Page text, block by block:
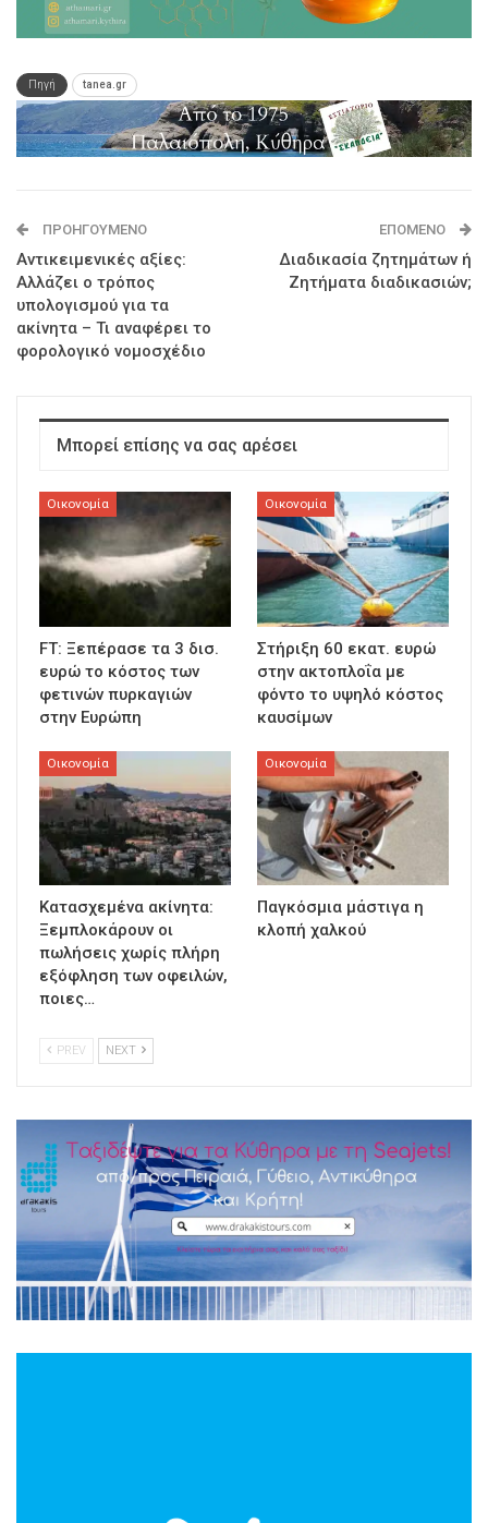
Πηγή tanea.gr
ΠΡΟΗΓΟΎΜΕΝΟ
Αντικειμενικές αξίες:
Αλλάζει ο τρόπος
υπολογισμού για τα
ακίνητα – Τι αναφέρει το
φορολογικό νομοσχέδιο
ΕΠΌΜΕΝΟ
Διαδικασία ζητημάτων ή
Ζητήματα διαδικασιών;
Μπορεί επίσης να σας αρέσει
Οικονομία
FT: Ξεπέρασε τα 3 δισ.
ευρώ το κόστος των
φετινών πυρκαγιών
στην Ευρώπη
Οικονομία
Στήριξη 60 εκατ. ευρώ
στην ακτοπλοΐα με
φόντο το υψηλό κόστος
καυσίμων
Οικονομία
Κατασχεμένα ακίνητα:
Ξεμπλοκάρουν οι
πωλήσεις χωρίς πλήρη
εξόφληση των οφειλών,
ποιες…
Οικονομία
Παγκόσμια μάστιγα η
κλοπή χαλκού
PREV NEXT